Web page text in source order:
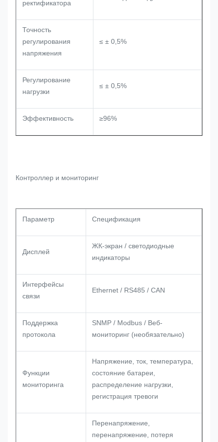
ректификатора
Точность
регулирования
напряжения
≤ ± 0,5%
Регулирование
нагрузки
≤ ± 0,5%
Эффективность ≥96%
Контроллер и мониторинг
Параметр Спецификация
Дисплей
ЖК-экран / светодиодные
индикаторы
Интерфейсы
связи
Ethernet / RS485 / CAN
Поддержка
протокола
SNMP / Modbus / Веб-
мониторинг (необязательно)
Функции
мониторинга
Напряжение, ток, температура,
состояние батареи,
распределение нагрузки,
регистрация тревоги
Перенапряжение,
перенапряжение, потеря